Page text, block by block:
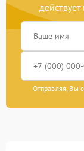
Отправляя, Вы